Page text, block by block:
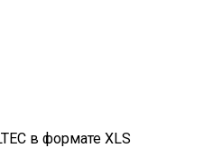
в формате XLS